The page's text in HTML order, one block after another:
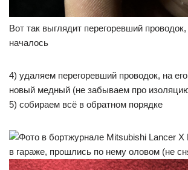
Вот так выглядит перегоревший проводок,
началось
4) удаляем перегоревший проводок, на
новый медный (не забываем про
5) собираем всё в обратном порядке
в гараже, прошлись по нему оловом (не